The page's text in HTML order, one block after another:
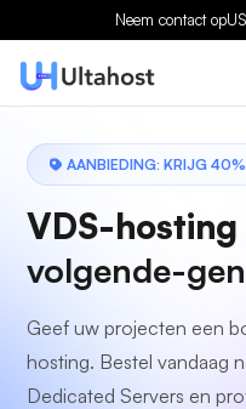
Neem contact op
AANBIEDING: KRIJG
VDS-hosting
volgende-
Geef uw projecten een
hosting. Bestel vandaag
Dedicated Servers en